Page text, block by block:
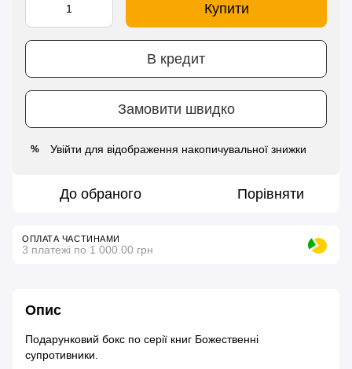
Купити
В кредит
Замовити швидко
% Увійти для відображення накопичувальної знижки
До обраного Порівняти
ОПЛАТА ЧАСТИНАМИ
3 платежі по 1 000.00 грн
Опис
Подарунковий бокс по серії книг Божественні
супротивники.